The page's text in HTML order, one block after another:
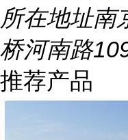
所在地址南
桥河南路
推荐产品